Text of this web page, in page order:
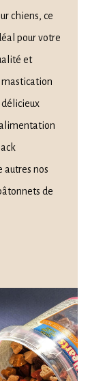
chiens, ce
pour votre
et
délicieux
autres nos
de